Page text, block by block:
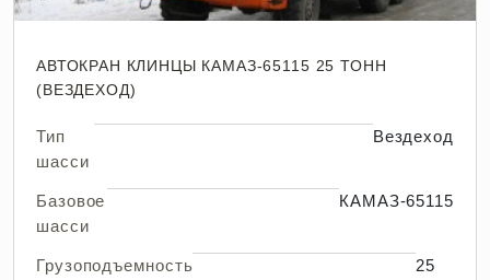
АВТОКРАН КЛИНЦЫ КАМАЗ-65115 25 ТОНН
(ВЕЗДЕХОД)
Тип
шасси
Вездеход
Базовое
шасси
КАМАЗ-65115
Грузоподъемность
25